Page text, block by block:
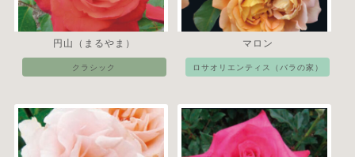
円山（まるやま）
クラシック
マロン
ロサオリエンティス（バラの家）